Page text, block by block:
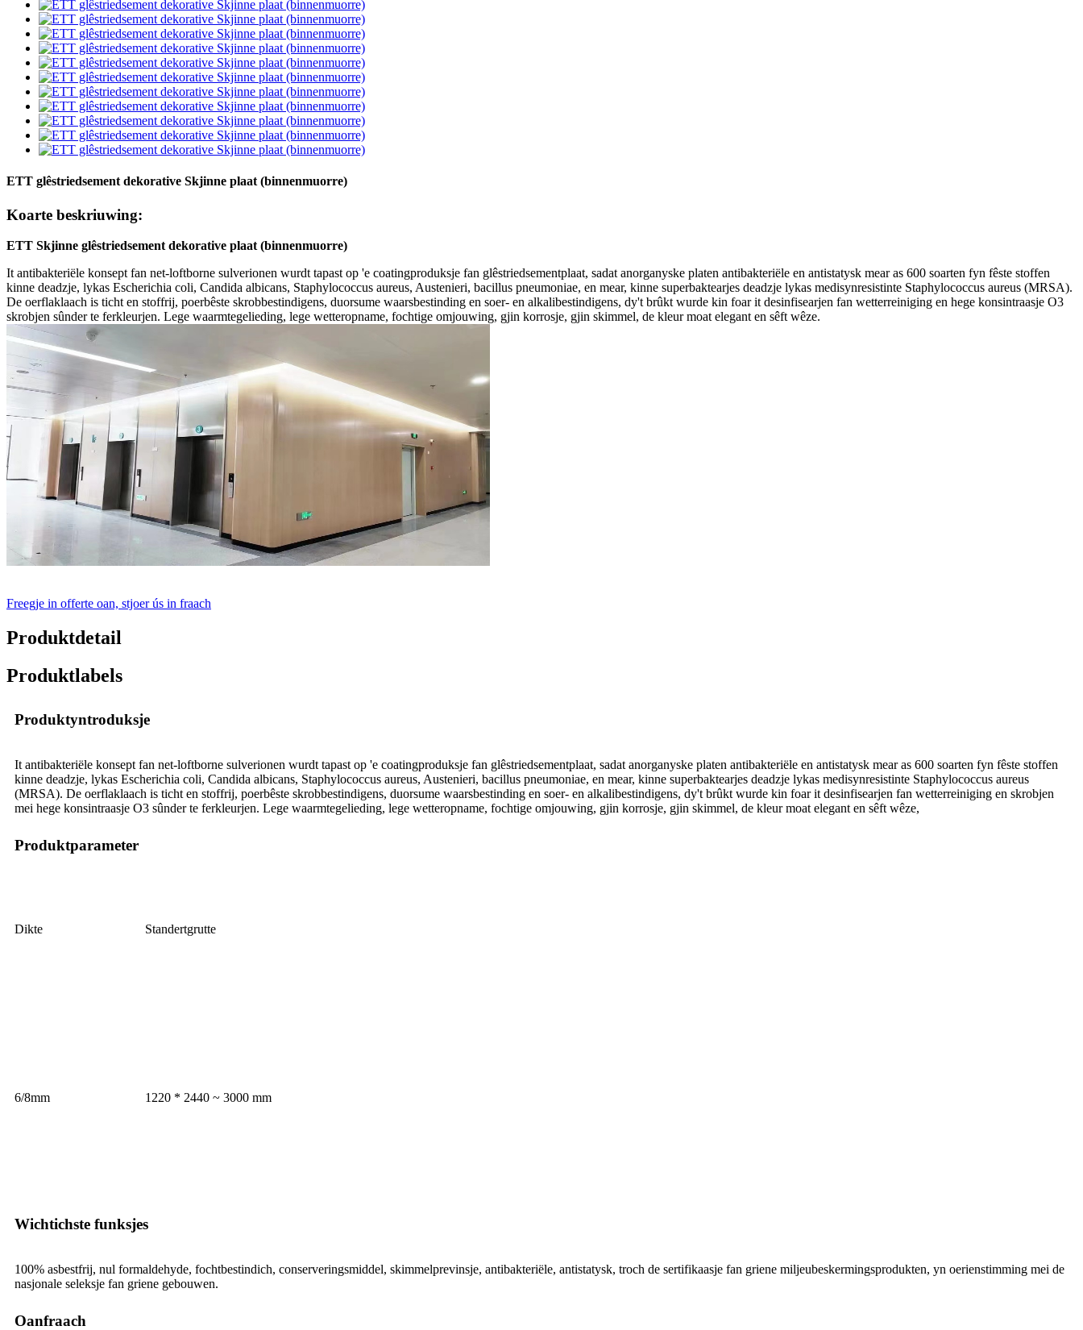
ETT glêstriedsement dekorative Skjinne plaat (binnenmuorre)
Koarte beskriuwing:
ETT Skjinne glêstriedsement dekorative plaat (binnenmuorre)
It antibakteriële konsept fan net-loftborne sulverionen wurdt tapast op 'e coatingproduksje fan glêstriedsementplaat, sadat anorganyske platen antibakteriële en antistatysk mear as 600 soarten fyn fêste stoffen
kinne deadzje, lykas Escherichia coli, Candida albicans, Staphylococcus aureus, Austenieri, bacillus pneumoniae, en mear, kinne superbaktearjes deadzje lykas medisynresistinte Staphylococcus aureus (MRSA).
De oerflaklaach is ticht en stoffrij, poerbêste skrobbestindigens, duorsume waarsbestinding en soer- en alkalibestindigens, dy't brûkt wurde kin foar it desinfisearjen fan wetterreiniging en hege konsintraasje O3
skrobjen sûnder te ferkleurjen. Lege waarmtegelieding, lege wetteropname, fochtige omjouwing, gjin korrosje, gjin skimmel, de kleur moat elegant en sêft wêze.
Freegje in offerte oan, stjoer ús in fraach
Produktdetail
Produktlabels
Produktyntroduksje
It antibakteriële konsept fan net-loftborne sulverionen wurdt tapast op 'e coatingproduksje fan glêstriedsementplaat, sadat anorganyske platen antibakteriële en antistatysk mear as 600 soarten fyn fêste stoffen
kinne deadzje, lykas Escherichia coli, Candida albicans, Staphylococcus aureus, Austenieri, bacillus pneumoniae, en mear, kinne superbaktearjes deadzje lykas medisynresistinte Staphylococcus aureus
(MRSA). De oerflaklaach is ticht en stoffrij, poerbêste skrobbestindigens, duorsume waarsbestinding en soer- en alkalibestindigens, dy't brûkt wurde kin foar it desinfisearjen fan wetterreiniging en skrobjen
mei hege konsintraasje O3 sûnder te ferkleurjen. Lege waarmtegelieding, lege wetteropname, fochtige omjouwing, gjin korrosje, gjin skimmel, de kleur moat elegant en sêft wêze,
Produktparameter
Dikte Standertgrutte
6/8mm 1220 * 2440 ~ 3000 mm
Wichtichste funksjes
100% asbestfrij, nul formaldehyde, fochtbestindich, conserveringsmiddel, skimmelprevinsje, antibakteriële, antistatysk, troch de sertifikaasje fan griene miljeubeskermingsprodukten, yn oerienstimming mei de
nasjonale seleksje fan griene gebouwen.
Oanfraach